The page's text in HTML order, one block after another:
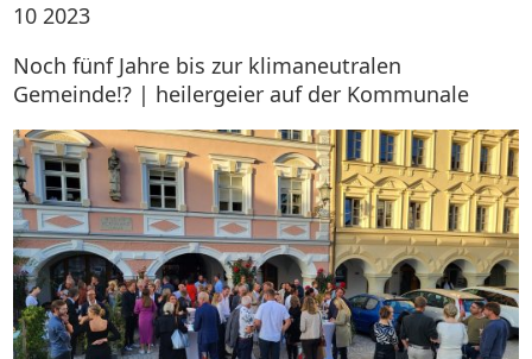
10 2023
Noch fünf Jahre bis zur klimaneutralen
Gemeinde!? | heilergeier auf der Kommunale